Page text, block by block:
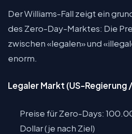
Der Williams-Fall zeigt ein
des Zero-Day-Marktes: Die
zwischen «legalen» und
enorm.
Legaler Markt (US-Regierung
Preise für Zero-Days:
Dollar (je nach Ziel)